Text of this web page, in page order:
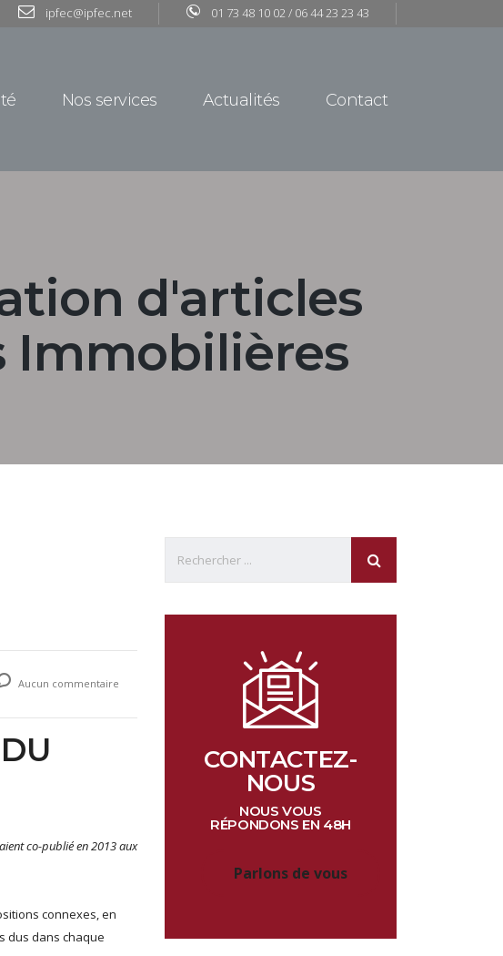
ipfec@ipfec.net 01 73 48 10 02 / 06 44 23 23 43
Nos services Actualités Contact
d'articles
Immobilières
Aucun commentaire
co-publié en 2013 aux
connexes, en
dus dans chaque
CONTACTEZ-
NOUS
NOUS VOUS
RÉPONDONS EN 48H
Parlons de vous